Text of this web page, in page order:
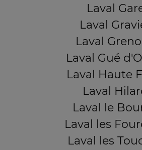
Laval
Laval
Laval
Laval Gué
Laval Haute
Laval
Laval le
Laval les
Laval les